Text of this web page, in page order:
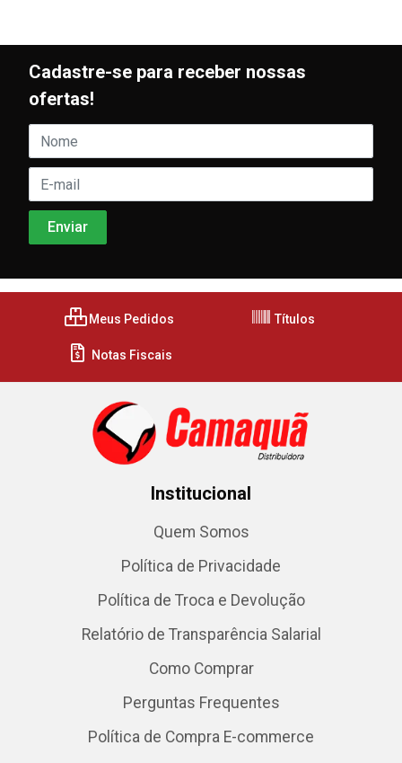
Cadastre-se para receber nossas
ofertas!
Meus Pedidos Títulos
Notas Fiscais
Institucional
Quem Somos
Política de Privacidade
Política de Troca e Devolução
Relatório de Transparência Salarial
Como Comprar
Perguntas Frequentes
Política de Compra E-commerce